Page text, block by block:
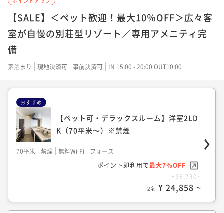
60平米 禁煙 無料Wi-Fi
ツイン
ポイント即利用で最大17％OFF
¥24,200~
110平米 禁煙 無料Wi-Fi
和洋室（ツイン）
2名 ¥ 21,912 ~
【SALE】＜ペット歓迎！最大10％OFF＞広々客
室が自慢の別荘型リゾート／専用アメニティ完
備
素泊まり 現地決済可 事前決済可 IN 15:00 - 20:00 OUT10:00
おすすめ
【ペット可・デラックスルーム】洋室2LD
K（70平米～）※禁煙
70平米 禁煙 無料Wi-Fi
フォース
ポイント即利用で最大7％OFF
¥26,730~
2名 ¥ 24,858 ~